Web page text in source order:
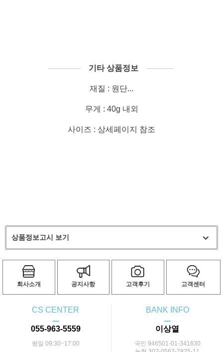
────── 기타 상품정보 ─────
재질 : 원단...
무게 : 40g 내외
사이즈 : 상세페이지 참조
상품정보고시 보기
회사소개 공지사항 고객후기 고객센터
CS CENTER
ㅡ
055-963-5559
평일 09:30~17:00
BANK INFO
ㅡ
이상열
국민 946501-01-341630